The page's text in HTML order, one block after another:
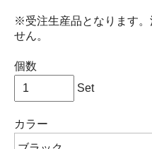
※受注生産品となります。
せん。
個数
Set
カラー